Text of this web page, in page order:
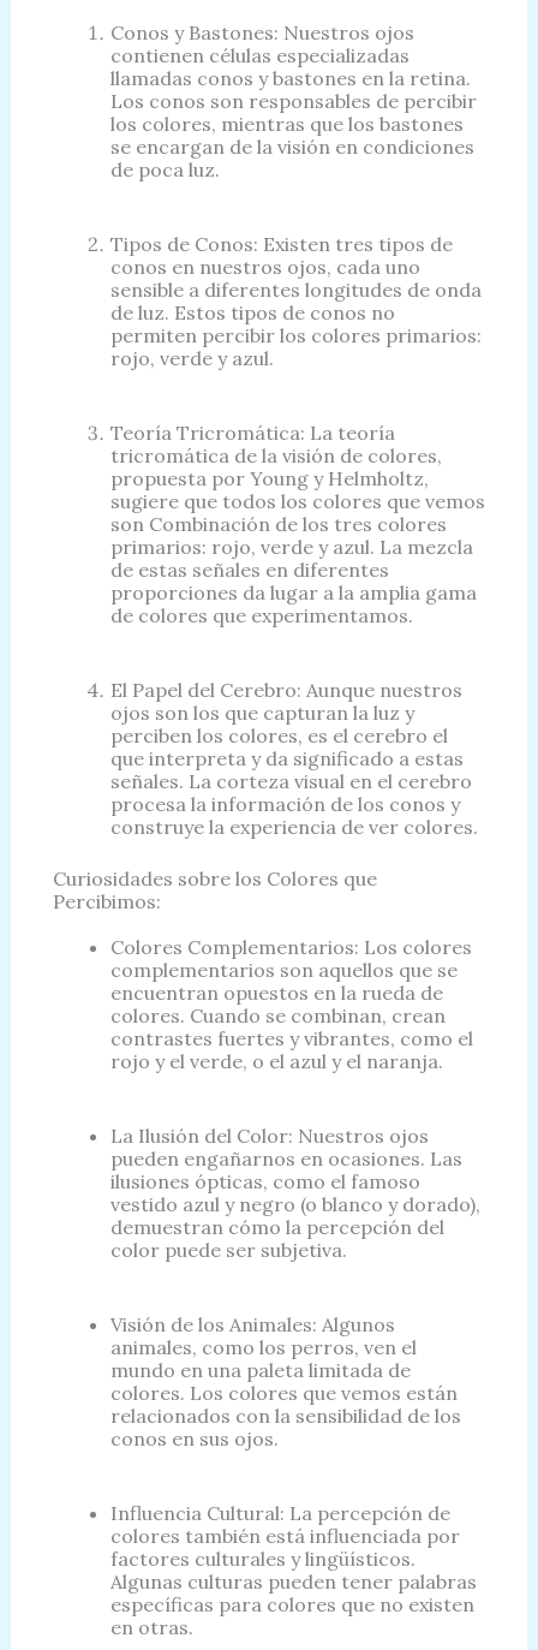
Conos y Bastones: Nuestros ojos
contienen células especializadas
llamadas conos y bastones en la retina.
Los conos son responsables de percibir
los colores, mientras que los bastones
se encargan de la visión en condiciones
de poca luz.
Tipos de Conos: Existen tres tipos de
conos en nuestros ojos, cada uno
sensible a diferentes longitudes de onda
de luz. Estos tipos de conos no
permiten percibir los colores primarios:
rojo, verde y azul.
Teoría Tricromática: La teoría
tricromática de la visión de colores,
propuesta por Young y Helmholtz,
sugiere que todos los colores que vemos
son Combinación de los tres colores
primarios: rojo, verde y azul. La mezcla
de estas señales en diferentes
proporciones da lugar a la amplia gama
de colores que experimentamos.
El Papel del Cerebro: Aunque nuestros
ojos son los que capturan la luz y
perciben los colores, es el cerebro el
que interpreta y da significado a estas
señales. La corteza visual en el cerebro
procesa la información de los conos y
construye la experiencia de ver colores.
Curiosidades sobre los Colores que
Percibimos:
Colores Complementarios: Los colores
complementarios son aquellos que se
encuentran opuestos en la rueda de
colores. Cuando se combinan, crean
contrastes fuertes y vibrantes, como el
rojo y el verde, o el azul y el naranja.
La Ilusión del Color: Nuestros ojos
pueden engañarnos en ocasiones. Las
ilusiones ópticas, como el famoso
vestido azul y negro (o blanco y dorado),
demuestran cómo la percepción del
color puede ser subjetiva.
Visión de los Animales: Algunos
animales, como los perros, ven el
mundo en una paleta limitada de
colores. Los colores que vemos están
relacionados con la sensibilidad de los
conos en sus ojos.
Influencia Cultural: La percepción de
colores también está influenciada por
factores culturales y lingüísticos.
Algunas culturas pueden tener palabras
específicas para colores que no existen
en otras.